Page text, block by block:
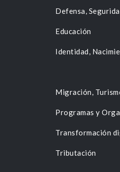
Defensa,
Educación
Identidad,
Migración,
Programas y
Transformación
Tributación